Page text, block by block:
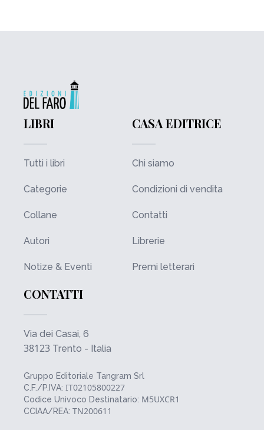
LIBRI
Tutti i libri
Categorie
Collane
Autori
Notize & Eventi
CASA EDITRICE
Chi siamo
Condizioni di vendita
Contatti
Librerie
Premi letterari
CONTATTI
Via dei Casai, 6
38123 Trento - Italia
Gruppo Editoriale Tangram Srl
C.F./P.IVA: IT02105800227
Codice Univoco Destinatario: M5UXCR1
CCIAA/REA: TN200611